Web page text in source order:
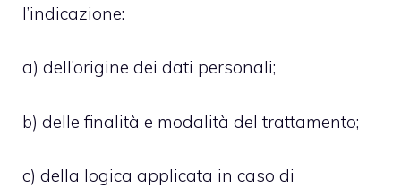
l’indicazione:
a) dell’origine dei dati personali;
b) delle finalità e modalità del trattamento;
c) della logica applicata in caso di